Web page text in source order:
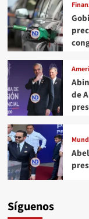
de
Síguenos